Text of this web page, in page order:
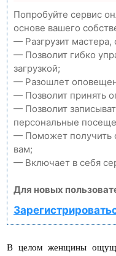
Попробуйте сервис
основе вашего
— Разгрузит
— Позволит гибко
загрузкой;
— Разошлет
— Позволит принять
— Позволит
персональные
— Поможет получить
вам;
— Включает в себя
Для новых
В целом женщины